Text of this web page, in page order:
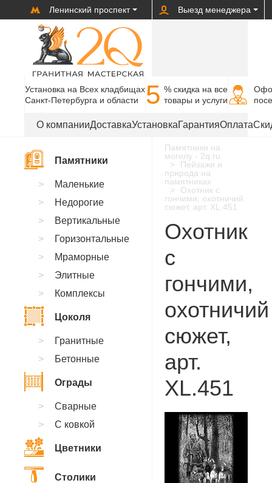
Ленинский проспект Выезд менеджера
Установка на Всех кладбищах
Санкт-Петербурга и области
5 % cкидка на все
товары и услуги
О компанииДоставкаУстановкаГарантияОплата
Памятники на
могилу - 2q.ru
Пейзажи и
природа на
памятниках
Охотник с
гончими, охотничий
сюжет, арт. XL.451
Охотник
с
гончими,
охотничий
сюжет,
арт.
XL.451
Памятники
Маленькие
Недорогие
Вертикальные
Горизонтальные
Мраморные
Элитные
Комплексы
Цоколя
Гранитные
Бетонные
Ограды
Сварные
С ковкой
Цветники
Столики